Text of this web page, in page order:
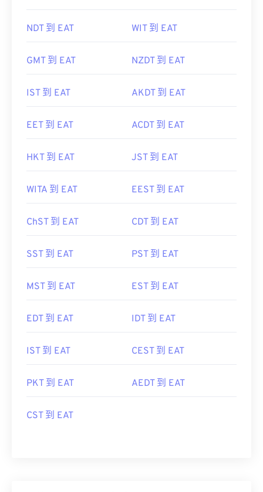
NDT 到 EAT WIT 到 EAT
GMT 到 EAT NZDT 到 EAT
IST 到 EAT AKDT 到 EAT
EET 到 EAT ACDT 到 EAT
HKT 到 EAT JST 到 EAT
WITA 到 EAT EEST 到 EAT
ChST 到 EAT CDT 到 EAT
SST 到 EAT PST 到 EAT
MST 到 EAT EST 到 EAT
EDT 到 EAT IDT 到 EAT
IST 到 EAT CEST 到 EAT
PKT 到 EAT AEDT 到 EAT
CST 到 EAT